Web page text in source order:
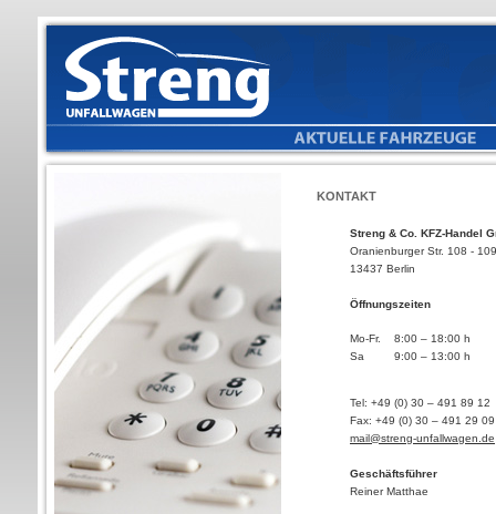
KONTAKT
Streng & Co. KFZ-Handel
Oranienburger Str. 108 - 109
13437 Berlin
Öffnungszeiten
Mo-Fr.
8:00 – 18:00 h
Sa
9:00 – 13:00 h
Tel: +49 (0) 30 – 491 89 12
Fax: +49 (0) 30 – 491 29 09
mail@streng-unfallwagen.de
Geschäftsführer
Reiner Matthae